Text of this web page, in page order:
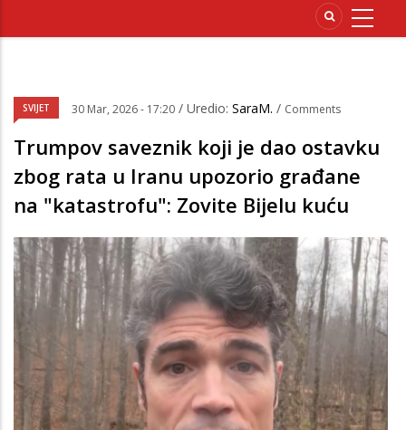
SVIJET 30 Mar, 2026 - 17:20 / Uredio: SaraM. / Comments
Trumpov saveznik koji je dao ostavku
zbog rata u Iranu upozorio građane
na "katastrofu": Zovite Bijelu kuću